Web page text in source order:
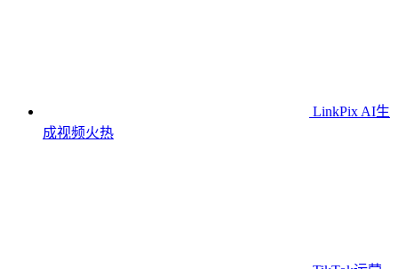
LinkPix AI生
成视频火热